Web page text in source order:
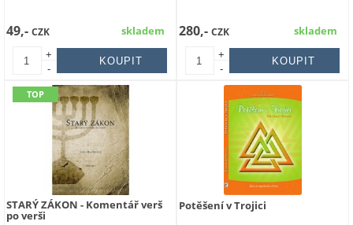
skladem
+
-
49,-CZK skladem
+
-
280,-CZK
STARÝ ZÁKON - Komentář verš
po verši
Potěšení v Trojici